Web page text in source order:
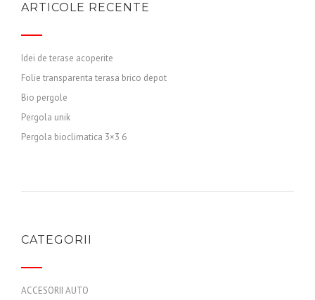
ARTICOLE RECENTE
Idei de terase acoperite
Folie transparenta terasa brico depot
Bio pergole
Pergola unik
Pergola bioclimatica 3×3 6
CATEGORII
ACCESORII AUTO